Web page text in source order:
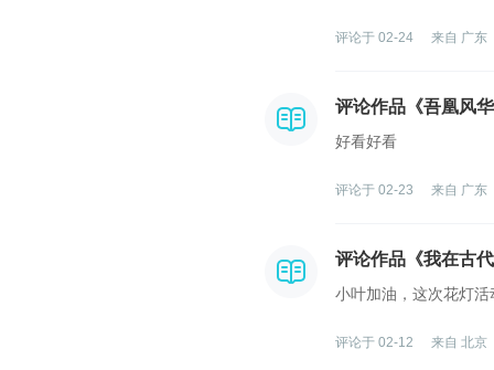
评论于 02-24 来自 广东
评论作品《吾凰风
好看好看
评论于 02-23 来自 广东
评论作品《我在古
小叶加油，这次花灯
评论于 02-12 来自 北京